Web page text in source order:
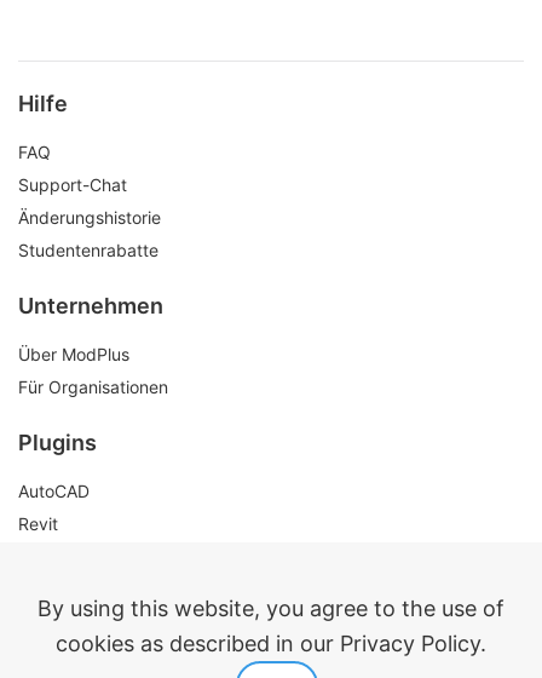
Hilfe
FAQ
Support-Chat
Änderungshistorie
Studentenrabatte
Unternehmen
Über ModPlus
Für Organisationen
Plugins
AutoCAD
Revit
Rechtliche Informationen
By using this website, you agree to the use of
cookies as described in our Privacy Policy.